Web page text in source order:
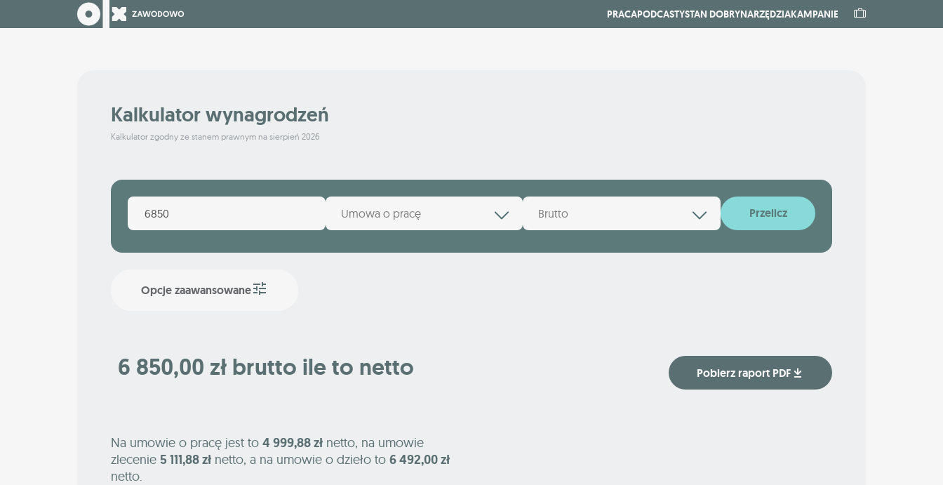
PRACAPODCASTYSTAN DOBRYNARZĘDZIAKAMPANIE
Kalkulator wynagrodzeń
Kalkulator zgodny ze stanem prawnym na sierpień 2026
Umowa o pracę Brutto Przelicz
Opcje zaawansowane
6 850,00 zł brutto ile to netto Pobierz raport PDF
Na umowie o pracę jest to 4 999,88 zł netto, na umowie
zlecenie 5 111,88 zł netto, a na umowie o dzieło to 6 492,00 zł
netto.